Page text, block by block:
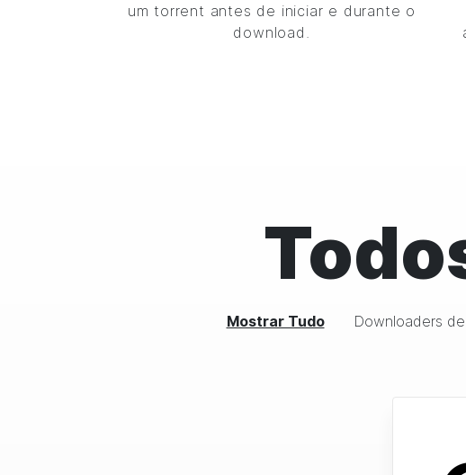
um torrent antes de iniciar e durante o
download.
Mostrar Tudo Downloaders